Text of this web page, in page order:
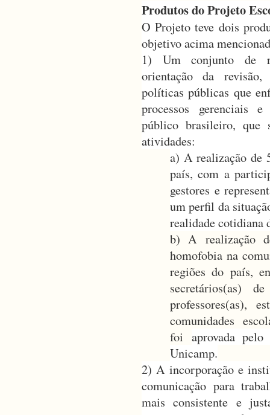
Produtos do Projeto
O Projeto teve dois
objetivo acima
1) Um conjunto de
orientação da
políticas públicas que
processos gerenciais
público brasileiro, que
atividades:
a) A realização de
país, com a
gestores e
um perfil da
realidade cotidiana
b) A realização
homofobia na
regiões do país,
secretários(as)
professores(as),
comunidades
foi aprovada
Unicamp.
2) A incorporação e
comunicação para
mais consistente e